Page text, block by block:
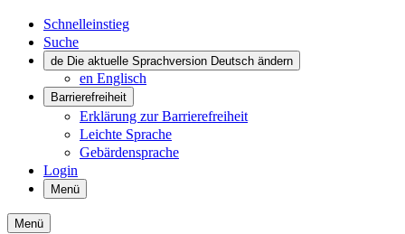
Schnelleinstieg
Suche
de Die aktuelle Sprachversion Deutsch ändern
en Englisch
Barrierefreiheit
Erklärung zur Barrierefreiheit
Leichte Sprache
Gebärdensprache
Login
Menü
Menü